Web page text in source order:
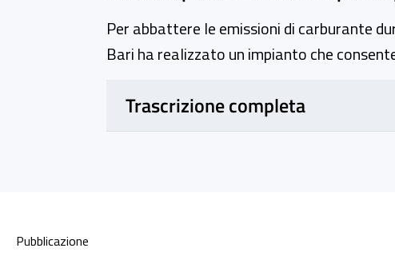
Per abbattere le emissioni di carburante
Bari ha realizzato un impianto che
Trascrizione completa
Condivisione social
Pubblicazione